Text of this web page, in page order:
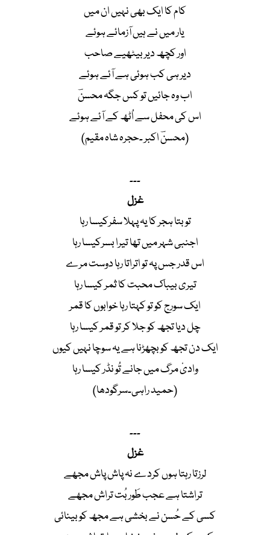
کام کا ایک بھی نہیں ان میں
یار میں نے ہیں آزمائے ہوئے
اور کچھ دیر بیٹھیے صاحب
دیر ہی کب ہوئی ہے آئے ہوئے
اب وہ جائیں تو کس جگہ محسنؔ
اس کی محفل سے اُٹھ کے آئے ہوئے
(محسنؔ اکبر ۔حجرہ شاہ مقیم)
۔۔۔
غزل
تو بتا ہجر کا یہ پہلا سفرکیسا رہا
اجنبی شہر میں تھا تیرا بسرکیسا رہا
اس قدر جس پہ تو اتراتا رہا دوست مرے
تیری بیباک محبت کا ثمر کیسا رہا
ایک سورج کو تو کہتا رہا خوابوں کا قمر
چل دیا تجھ کو جلا کر تو قمر کیسا رہا
ایک دن تجھ کو بچھڑنا ہے یہ سوچا نہیں کیوں
وادیٔ مرگ میں جانے تُو نڈر کیسا رہا
(حمید راہی۔سرگودھا)
۔۔۔
غزل
لرزتا رہتا ہوں کردے نہ پاش پاش مجھے
تراشتا ہے عجب طَور بُت تراش مجھے
کسی کے حُسن نے بخشی ہے مجھ کو بینائی